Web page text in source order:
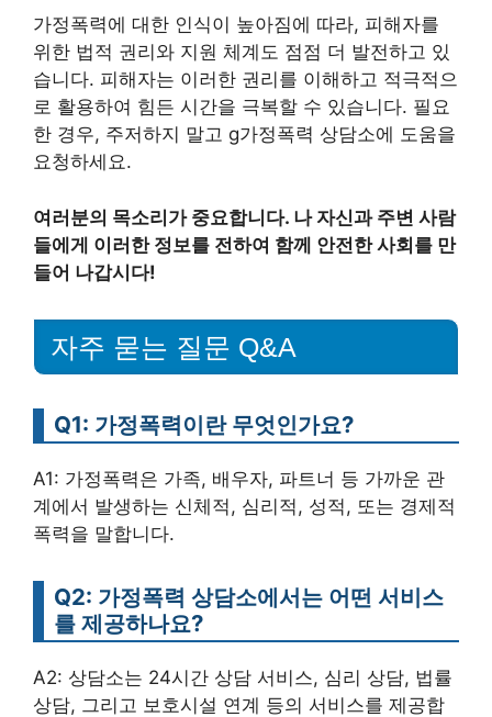
가정폭력에 대한 인식이 높아짐에 따라, 피해자를
위한 법적 권리와 지원 체계도 점점 더 발전하고 있
습니다. 피해자는 이러한 권리를 이해하고 적극적으
로 활용하여 힘든 시간을 극복할 수 있습니다. 필요
한 경우, 주저하지 말고 g가정폭력 상담소에 도움을
요청하세요.
여러분의 목소리가 중요합니다. 나 자신과 주변 사람
들에게 이러한 정보를 전하여 함께 안전한 사회를 만
들어 나갑시다!
자주 묻는 질문 Q&A
Q1: 가정폭력이란 무엇인가요?
A1: 가정폭력은 가족, 배우자, 파트너 등 가까운 관
계에서 발생하는 신체적, 심리적, 성적, 또는 경제적
폭력을 말합니다.
Q2: 가정폭력 상담소에서는 어떤 서비스
를 제공하나요?
A2: 상담소는 24시간 상담 서비스, 심리 상담, 법률
상담, 그리고 보호시설 연계 등의 서비스를 제공합